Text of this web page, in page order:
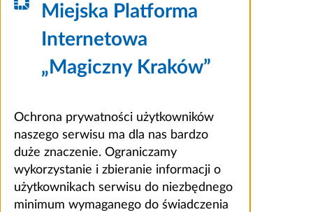
Miejska Platforma
Internetowa
„Magiczny Kraków”
Ochrona prywatności użytkowników
naszego serwisu ma dla nas bardzo
duże znaczenie. Ograniczamy
wykorzystanie i zbieranie informacji o
użytkownikach serwisu do niezbędnego
minimum wymaganego do świadczenia